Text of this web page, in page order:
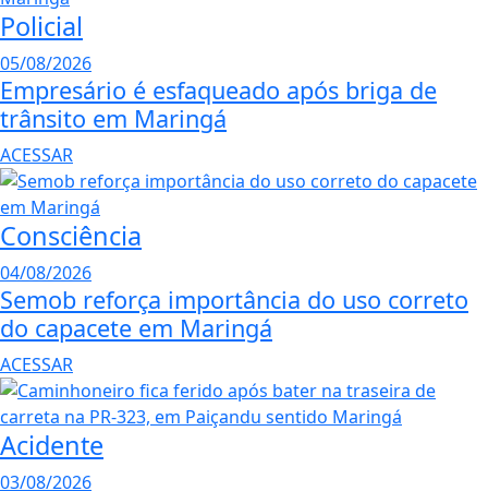
Policial
05/08/2026
Empresário é esfaqueado após briga de
trânsito em Maringá
ACESSAR
Consciência
04/08/2026
Semob reforça importância do uso correto
do capacete em Maringá
ACESSAR
Acidente
03/08/2026